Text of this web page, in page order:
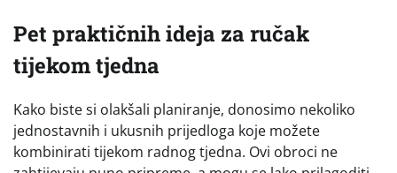
Pet praktičnih ideja za ručak
tijekom tjedna
Kako biste si olakšali planiranje, donosimo nekoliko
jednostavnih i ukusnih prijedloga koje možete
kombinirati tijekom radnog tjedna. Ovi obroci ne